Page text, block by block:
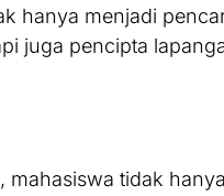
hanya menjadi
juga pencipta
mahasiswa tidak hanya